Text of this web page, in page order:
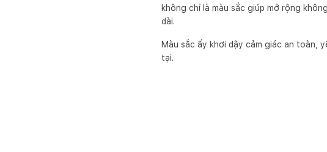
không chỉ là màu sắc giúp mở rộng
dài.
Màu sắc ấy khơi dậy cảm giác an toàn,
tại.